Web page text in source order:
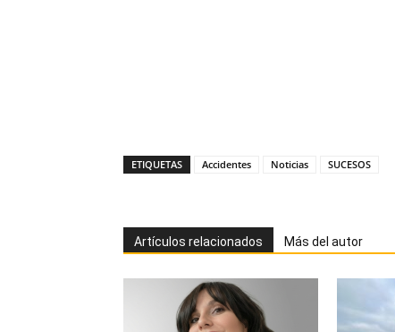
ETIQUETAS Accidentes Noticias SUCESOS
Artículos relacionados Más del autor